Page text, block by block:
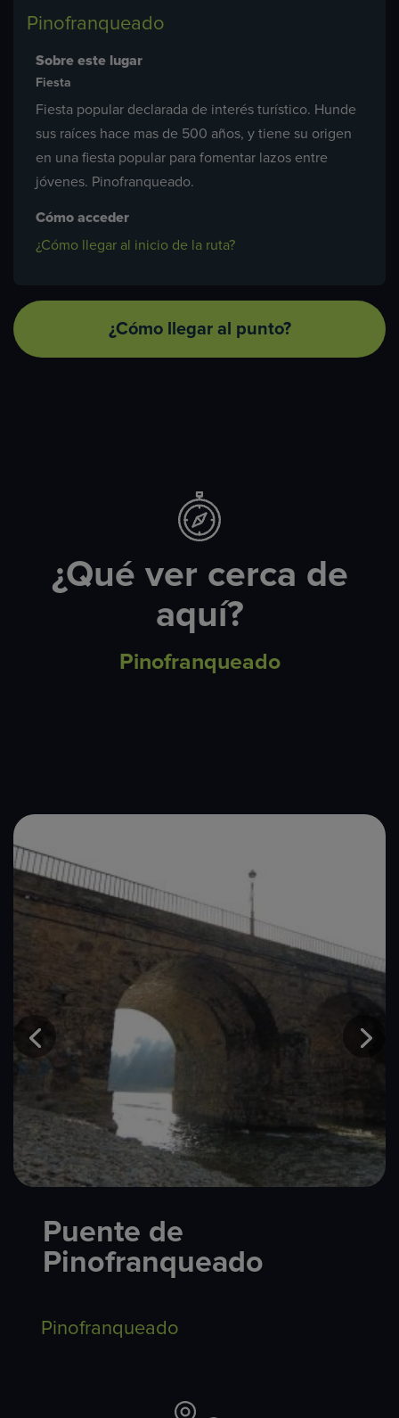
Pinofranqueado
Sobre este lugar
Fiesta
Fiesta popular declarada de interés turístico. Hunde
sus raíces hace mas de 500 años, y tiene su origen
en una fiesta popular para fomentar lazos entre
jóvenes. Pinofranqueado.
Cómo acceder
¿Cómo llegar al inicio de la ruta?
¿Cómo llegar al punto?
¿Qué ver cerca de
aquí?
Pinofranqueado
Puente de
Pinofranqueado
Pinofranqueado